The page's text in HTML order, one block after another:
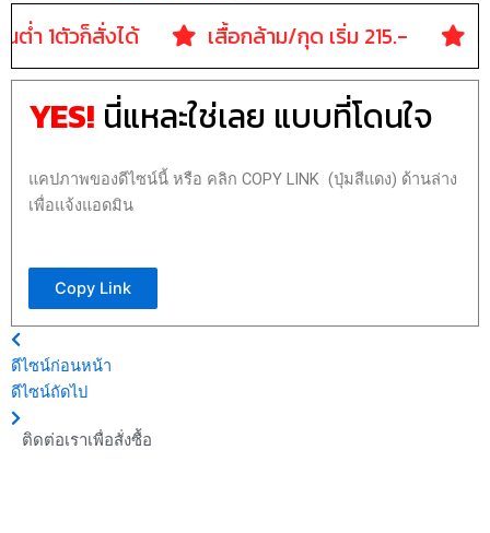
ต่ำ 1ตัวก็สั่งได้ เสื้อกล้าม/กุด เริ่ม 215.-
YES! นี่แหละใช่เลย แบบที่โดนใจ
แคปภาพของดีไซน์นี้ หรือ คลิก COPY LINK (ปุ่มสีแดง) ด้านล่าง
เพื่อแจ้งแอดมิน
Copy Link
ดีไซน์ก่อนหน้า
ดีไซน์ถัดไป
ติดต่อเราเพื่อสั่งซื้อ